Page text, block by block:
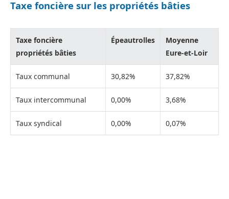
Taxe foncière sur les propriétés bâties
Taxe foncière
propriétés bâties
Épeautrolles
Moyenne
Eure-et-Loir
Taux communal 30,82% 37,82%
Taux intercommunal 0,00% 3,68%
Taux syndical 0,00% 0,07%